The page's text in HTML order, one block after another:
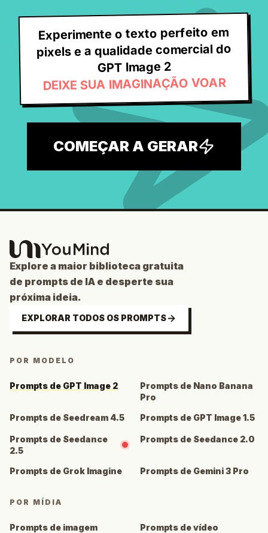
Experimente o texto perfeito em
pixels e a qualidade comercial do
GPT Image 2
DEIXE SUA IMAGINAÇÃO VOAR
COMEÇAR A GERAR
Explore a maior biblioteca gratuita
de prompts de IA e desperte sua
próxima ideia.
EXPLORAR TODOS OS PROMPTS
POR MODELO
Prompts de GPT Image 2
Prompts de Nano Banana
Pro
Prompts de Seedream 4.5
Prompts de GPT Image 1.5
Prompts de Seedance
2.5
Prompts de Seedance 2.0
Prompts de Grok Imagine Prompts de Gemini 3 Pro
POR MÍDIA
Prompts de imagem Prompts de vídeo